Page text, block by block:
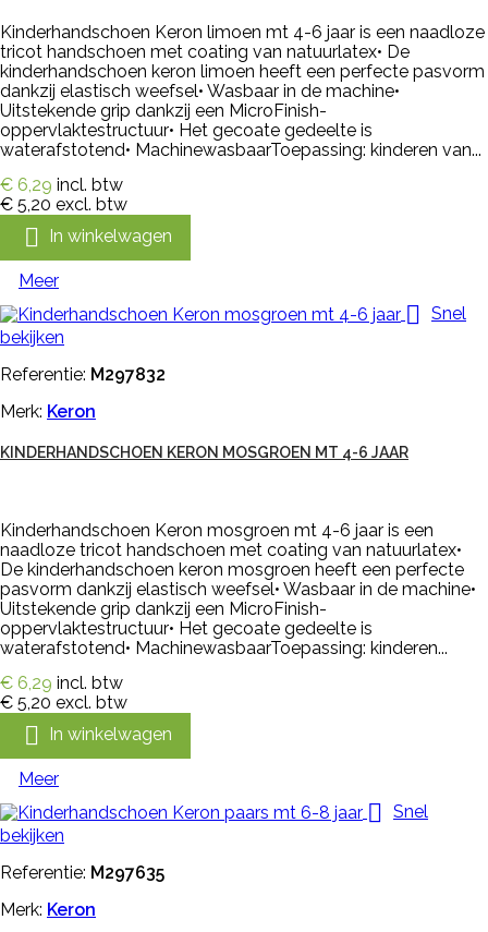
Kinderhandschoen Keron limoen mt 4-6 jaar is een naadloze
tricot handschoen met coating van natuurlatex• De
kinderhandschoen keron limoen heeft een perfecte pasvorm
dankzij elastisch weefsel• Wasbaar in de machine•
Uitstekende grip dankzij een MicroFinish-
oppervlaktestructuur• Het gecoate gedeelte is
waterafstotend• MachinewasbaarToepassing: kinderen van...
€ 6,29 incl. btw
€ 5,20 excl. btw
 In winkelwagen
Meer
 Snel
bekijken
Referentie: M297832
Merk: Keron
KINDERHANDSCHOEN KERON MOSGROEN MT 4-6 JAAR
Kinderhandschoen Keron mosgroen mt 4-6 jaar is een
naadloze tricot handschoen met coating van natuurlatex•
De kinderhandschoen keron mosgroen heeft een perfecte
pasvorm dankzij elastisch weefsel• Wasbaar in de machine•
Uitstekende grip dankzij een MicroFinish-
oppervlaktestructuur• Het gecoate gedeelte is
waterafstotend• MachinewasbaarToepassing: kinderen...
€ 6,29 incl. btw
€ 5,20 excl. btw
 In winkelwagen
Meer
 Snel
bekijken
Referentie: M297635
Merk: Keron